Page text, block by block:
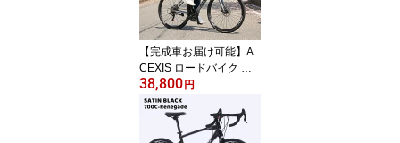
【完成車お届け可能】A
CEXIS ロードバイク 自
転車 シマノ21段変速 ア
ルミフレーム 適応身長1
60cm以上 前後輪クイッ
クリリース仕様 厚手クッ
38,800円